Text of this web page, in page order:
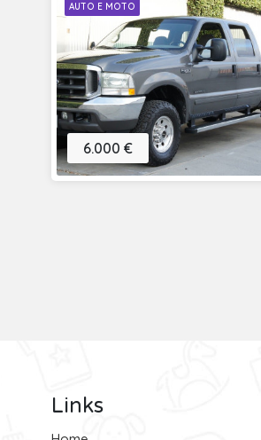
AUTO E MOTO
6.000 €
Links